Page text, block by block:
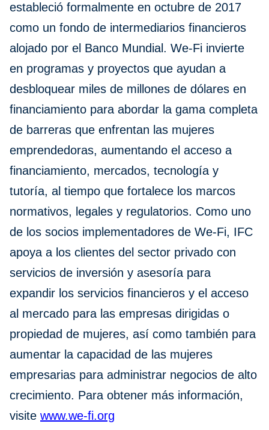
estableció formalmente en octubre de 2017
como un fondo de intermediarios financieros
alojado por el Banco Mundial. We-Fi invierte
en programas y proyectos que ayudan a
desbloquear miles de millones de dólares en
financiamiento para abordar la gama completa
de barreras que enfrentan las mujeres
emprendedoras, aumentando el acceso a
financiamiento, mercados, tecnología y
tutoría, al tiempo que fortalece los marcos
normativos, legales y regulatorios. Como uno
de los socios implementadores de We-Fi, IFC
apoya a los clientes del sector privado con
servicios de inversión y asesoría para
expandir los servicios financieros y el acceso
al mercado para las empresas dirigidas o
propiedad de mujeres, así como también para
aumentar la capacidad de las mujeres
empresarias para administrar negocios de alto
crecimiento. Para obtener más información,
visite www.we-fi.org